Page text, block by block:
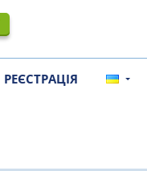
РЕЄСТРАЦІЯ